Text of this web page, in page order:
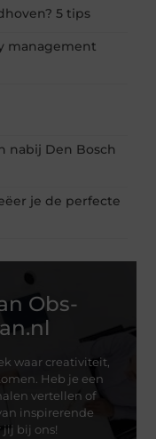
5 tips
management
nabij Den Bosch
je de perfecte
Obs-
waar creativiteit,
Heb je een
vertellen of
inspirerende
bij ons!